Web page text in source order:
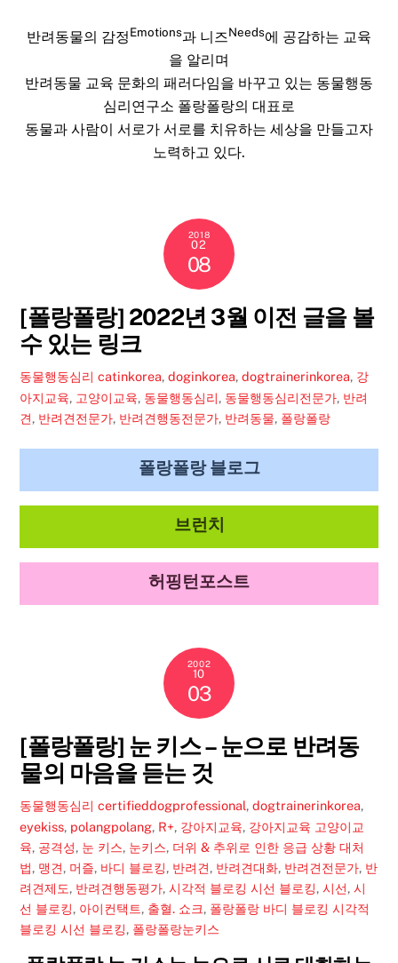
반려동물의 감정Emotions과 니즈Needs에 공감하는 교육
을 알리며
반려동물 교육 문화의 패러다임을 바꾸고 있는 동물행동
심리연구소 폴랑폴랑의 대표로
동물과 사람이 서로가 서로를 치유하는 세상을 만들고자
노력하고 있다.
2018
02
08
[폴랑폴랑] 2022년 3월 이전 글을 볼
수 있는 링크
동물행동심리 catinkorea,doginkorea,dogtrainerinkorea, 강
아지교육, 고양이교육, 동물행동심리, 동물행동심리전문가, 반려
견, 반려견전문가, 반려견행동전문가, 반려동물, 폴랑폴랑
폴랑폴랑 블로그
브런치
허핑턴포스트
2002
10
03
[폴랑폴랑] 눈 키스 – 눈으로 반려동
물의 마음을 듣는 것
동물행동심리 certifieddogprofessional,dogtrainerinkorea,
eyekiss, polangpolang, R+, 강아지교육, 강아지교육 고양이교
육, 공격성, 눈 키스, 눈키스, 더위 & 추위로 인한 응급 상황 대처
법, 맹견, 머즐, 바디 블로킹, 반려견, 반려견대화, 반려견전문가, 반
려견제도, 반려견행동평가,시각적 블로킹 시선 블로킹,시선,시
선 블로킹, 아이컨택트, 출혈. 쇼크, 폴랑폴랑 바디 블로킹 시각적
블로킹 시선 블로킹, 폴랑폴랑눈키스